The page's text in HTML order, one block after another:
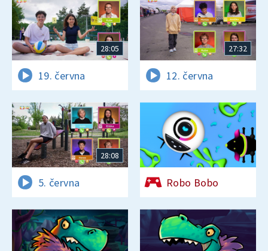
28:05
19. června
27:32
12. června
28:08
5. června Robo Bobo